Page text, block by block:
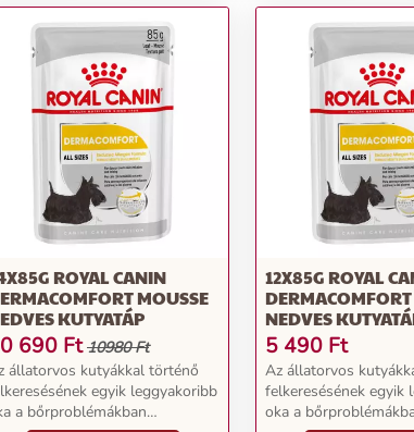
ROYAL CANIN
MOUSSE
KUTYATÁP
690 Ft 10980 Ft
állatorvos kutyákkal történő
egyik leggyakoribb
a bőrproblémákban
12X85G ROYAL
NEDVES
5 490 Ft
Az állatorvos
felkeresésének egyik
oka a